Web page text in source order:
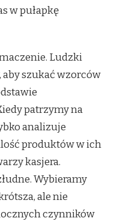
w pułapkę
Ludzki
szukać wzorców
patrzymy na
analizuje
produktów w ich
kasjera.
Wybieramy
ale nie
czynników